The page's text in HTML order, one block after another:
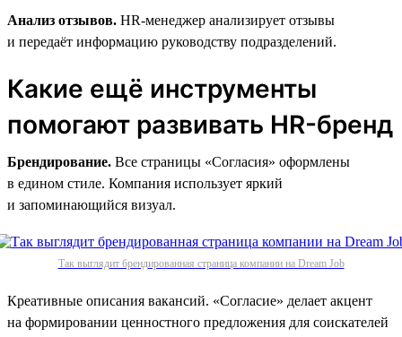
Анализ отзывов. HR-менеджер анализирует отзывы
и передаёт информацию руководству подразделений.
Какие ещё инструменты
помогают развивать HR-бренд
Брендирование. Все страницы «Согласия» оформлены
в едином стиле. Компания использует яркий
и запоминающийся визуал.
Так выглядит брендированная страница компании на Dream Job
Креативные описания вакансий. «Согласие» делает акцент
на формировании ценностного предложения для соискателей